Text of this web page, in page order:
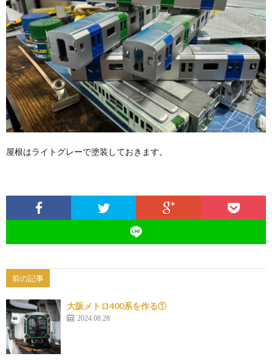
屋根はライトグレーで塗装しておきます。
前の記事
大阪メトロ400系を作る①
2024.08.28